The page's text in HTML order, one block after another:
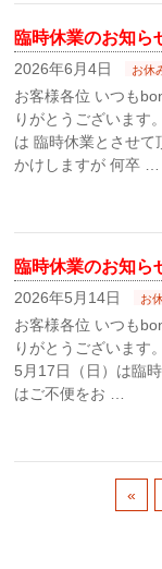
臨時休業のお知ら
2026年6月4日 お休
お客様各位 いつも
りがとうございます
は 臨時休業とさせて
かけしますが 何卒 …
臨時休業のお知ら
2026年5月14日 お
お客様各位 いつも
りがとうございます
5月17日（日）は臨
はご不便をお …
«